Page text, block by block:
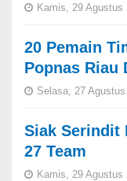
Kamis, 29 Agustus
20 Pemain
Popnas Riau
Selasa, 27
Siak Serindit
27 Team
Kamis, 29 Agustus